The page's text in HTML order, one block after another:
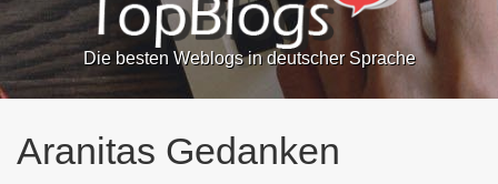
Die besten Weblogs in deutscher Sprache
Aranitas Gedanken